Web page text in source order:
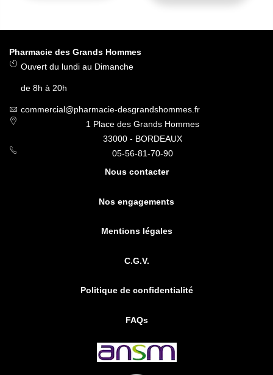
Pharmacie des Grands Hommes
Ouvert du lundi au Dimanche
de 8h à 20h
commercial@pharmacie-desgrandshommes.fr
1 Place des Grands Hommes
33000 - BORDEAUX
05-56-81-70-90
Nous contacter
Nos engagements
Mentions légales
C.G.V.
Politique de confidentialité
FAQs